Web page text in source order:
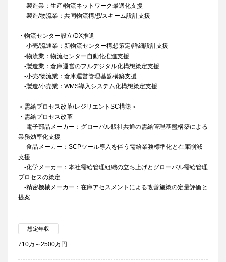
‐製造業：生産/物流ネットワーク最適化支援
‐製造/物流業：共同物流構想/スキーム設計支援
・物流センター設立/DX推進
‐小売/流通業：新物流センター構想策定/詳細設計支援
‐物流業：物流センター自動化推進支援
‐製造業：倉庫運営のフルデジタル化構想策定支援
‐小売/物流業：倉庫運営管理基盤構築支援
‐製造/小売業：WMS導入システム化構想策定支援
＜需給プロセス改革/レジリエントSC構築＞
・需給プロセス改革
‐電子部品メーカー：グローバル販社共通の需給管理基盤構築による
業務効率化支援
‐食品メーカー：SCPツール導入を伴う需給業務標準化と在庫削減
支援
‐化学メーカー：本社需給管理組織の立ち上げとグローバル需給管理
プロセスの策定
‐精密機械メーカー：在庫アセスメントによる改善施策の定量評価と
提案
想定年収
710万～2500万円